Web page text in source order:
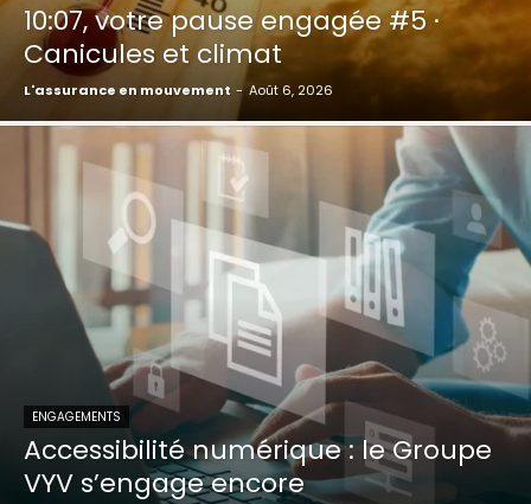
10:07, votre pause engagée #5 ·
Canicules et climat
L'assurance en mouvement - Août 6, 2026
ENGAGEMENTS
Accessibilité numérique : le Groupe
VYV s’engage encore